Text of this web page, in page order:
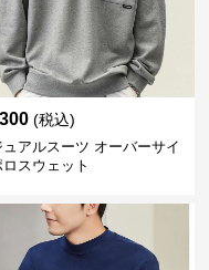
(税込)
ュアルスーツ オーバーサイ
ロスウェット